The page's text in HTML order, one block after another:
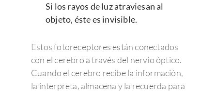
Si los rayos de luz atraviesan al
objeto, éste es invisible.
Estos fotoreceptores están conectados
con el cerebro a través del nervio óptico.
Cuando el cerebro recibe la información,
la interpreta, almacena y la recuerda para